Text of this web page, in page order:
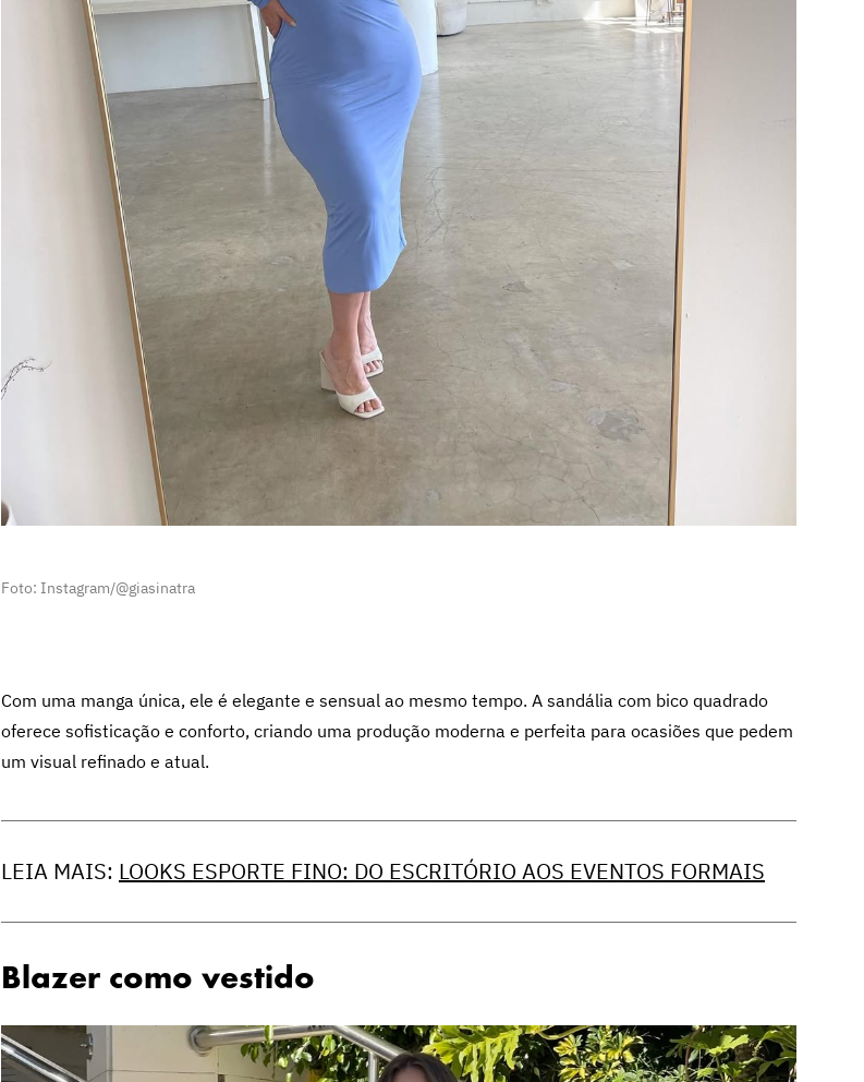
Foto: Instagram/@giasinatra
Com uma manga única, ele é elegante e sensual ao mesmo tempo. A sandália com bico quadrado
oferece sofisticação e conforto, criando uma produção moderna e perfeita para ocasiões que pedem
um visual refinado e atual.
LEIA MAIS: LOOKS ESPORTE FINO: DO ESCRITÓRIO AOS EVENTOS FORMAIS
Blazer como vestido